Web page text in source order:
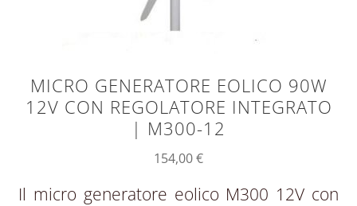
MICRO GENERATORE EOLICO 90W
12V CON REGOLATORE INTEGRATO
| M300-12
154,00€
Il micro generatore eolico M300 12V con